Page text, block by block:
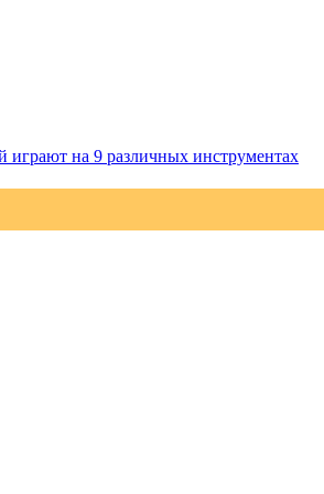
играют на 9 различных инструментах